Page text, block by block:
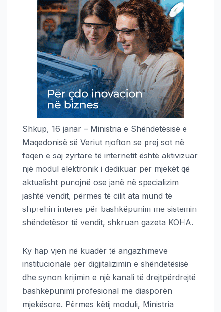
Shkup, 16 janar – Ministria e Shëndetësisë e
Maqedonisë së Veriut njofton se prej sot në
faqen e saj zyrtare të internetit është aktivizuar
një modul elektronik i dedikuar për mjekët që
aktualisht punojnë ose janë në specializim
jashtë vendit, përmes të cilit ata mund të
shprehin interes për bashkëpunim me sistemin
shëndetësor të vendit, shkruan gazeta KOHA.
Ky hap vjen në kuadër të angazhimeve
institucionale për digjitalizimin e shëndetësisë
dhe synon krijimin e një kanali të drejtpërdrejtë
bashkëpunimi profesional me diasporën
mjekësore. Përmes këtij moduli, Ministria